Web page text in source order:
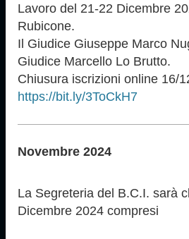
Lavoro del 21-22 Dicembre
Rubicone.
Il Giudice Giuseppe Marco
Giudice Marcello Lo Brutto.
Chiusura iscrizioni online 16/
https://bit.ly/3ToCkH7
Novembre 2024
La Segreteria del B.C.I. sarà
Dicembre 2024 compresi